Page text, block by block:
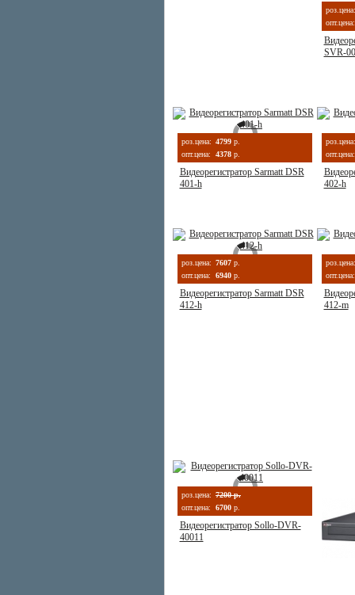
роз.цена:
опт.цена:
SVR-
роз.цена: 4799 р.
опт.цена:
4378 р.
Видеорегистратор Sarmatt DSR
401-h
роз.цена:
опт.цена:
402-h
роз.цена: 7607 р.
опт.цена:
6940 р.
Видеорегистратор Sarmatt DSR
412-h
роз.цена:
опт.цена:
412-m
роз.цена: 7200 р.
опт.цена:
6700 р.
Видеорегистратор Sollo-DVR-
40011